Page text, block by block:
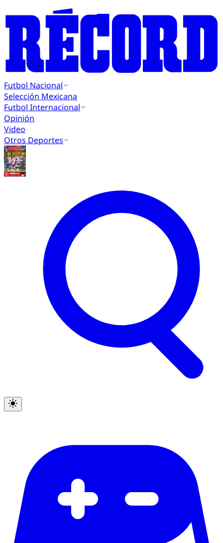
Futbol Nacional
Selección Mexicana
Futbol Internacional
Opinión
Video
Otros Deportes